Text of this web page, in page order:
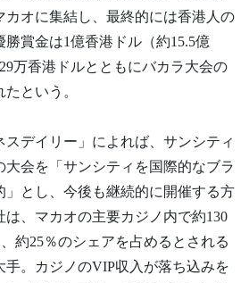
カオに集結し、最終的には香港人の
賞金は1億香港ドル（約15.5億
万香港ドルとともにバカラ大会の
という。
スデイリー」によれば、サンシティ
大会を「サンシティを国際的なブラ
」とし、今後も継続的に開催する方
、マカオの主要カジノ内で約130
約25％のシェアを占めるとされる
手。カジノのVIP収入が落ち込みを